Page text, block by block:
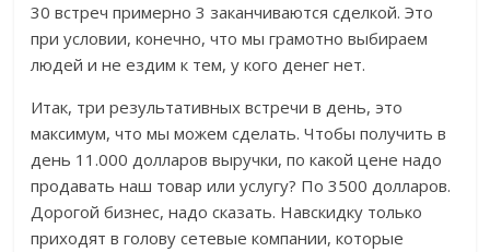
30 встреч примерно 3 заканчиваются сделкой. Это
при условии, конечно, что мы грамотно выбираем
людей и не ездим к тем, у кого денег нет.
Итак, три результативных встречи в день, это
максимум, что мы можем сделать. Чтобы получить в
день 11.000 долларов выручки, по какой цене надо
продавать наш товар или услугу? По 3500 долларов.
Дорогой бизнес, надо сказать. Навскидку только
приходят в голову сетевые компании, которые